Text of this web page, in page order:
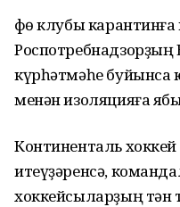
Өфө клубы карантинға
күрһәтмәһе буйынса
менән изоляцияға
Континенталь
итеүҙәренсә,
хоккейсыларҙың тән